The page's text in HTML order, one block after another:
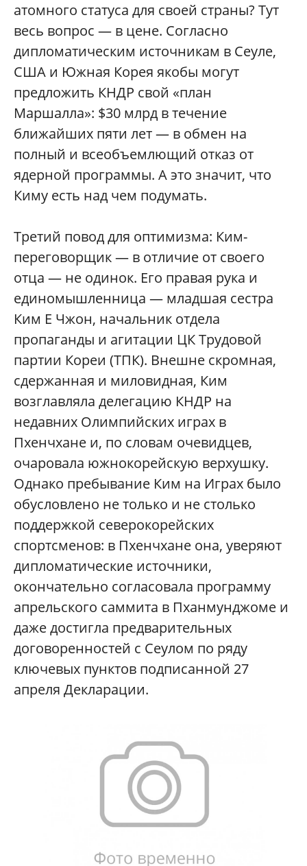
атомного статуса для своей страны? Тут
весь вопрос — в цене. Согласно
дипломатическим источникам в Сеуле,
США и Южная Корея якобы могут
предложить КНДР свой «план
Маршалла»: $30 млрд в течение
ближайших пяти лет — в обмен на
полный и всеобъемлющий отказ от
ядерной программы. А это значит, что
Киму есть над чем подумать.
Третий повод для оптимизма: Ким-
переговорщик — в отличие от своего
отца — не одинок. Его правая рука и
единомышленница — младшая сестра
Ким Е Чжон, начальник отдела
пропаганды и агитации ЦК Трудовой
партии Кореи (ТПК). Внешне скромная,
сдержанная и миловидная, Ким
возглавляла делегацию КНДР на
недавних Олимпийских играх в
Пхенчхане и, по словам очевидцев,
очаровала южнокорейскую верхушку.
Однако пребывание Ким на Играх было
обусловлено не только и не столько
поддержкой северокорейских
спортсменов: в Пхенчхане она, уверяют
дипломатические источники,
окончательно согласовала программу
апрельского саммита в Пханмунджоме и
даже достигла предварительных
договоренностей с Сеулом по ряду
ключевых пунктов подписанной 27
апреля Декларации.